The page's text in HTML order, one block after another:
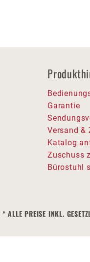
Garantie
Versand &
Katalog
Zuschuss
Bürostuhl
PREISE INKL.